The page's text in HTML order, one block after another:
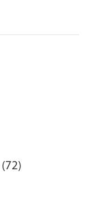
(72)